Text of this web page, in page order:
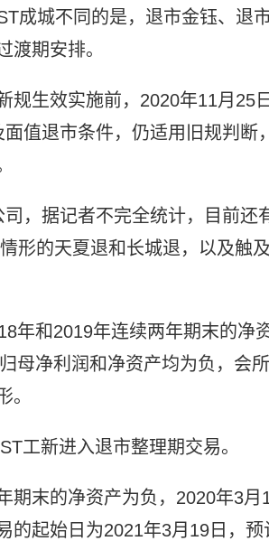
成城不同的是，退市金钰、退
渡期安排。
规生效实施前，2020年11月25
值退市条件，仍适用旧规判断
，据记者不完全统计，目前还
形的天夏退和长城退，以及触
年和2019年连续两年期末的净
母净利润和净资产均为负，会
。
工新进入退市整理期交易。
期末的净资产为负，2020年3
的起始日为2021年3月19日，预